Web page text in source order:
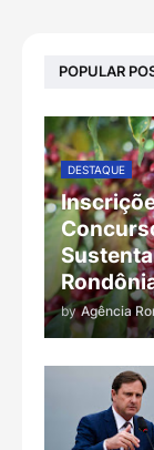
POPULAR
DESTAQUE
by Agência